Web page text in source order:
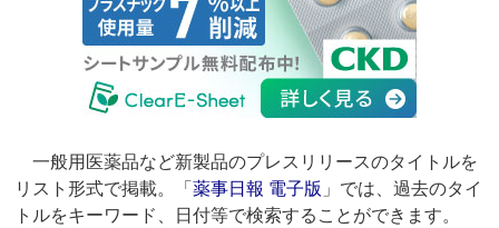
一般用医薬品など新製品のプレスリリースのタイトルを
リスト形式で掲載。「薬事日報 電子版 」では、過去のタイ
トルをキーワード、日付等で検索することができます。